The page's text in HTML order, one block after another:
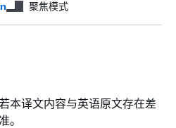
聚焦模式
本译文内容与英语原文存在差
。